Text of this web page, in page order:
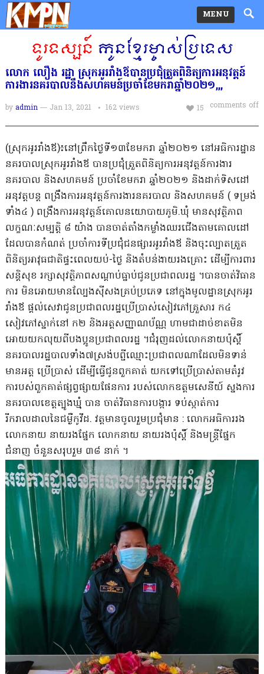
MENU
លោក លឿង រដ្ឋា ស្រុកអូររាំងឪបានប្រជុំត្រួតពិនិត្យការអនុវត្តន៍
ការងារនគរបាលនឹងសហគមន៍ប្រចាំខែមករាឆ្នាំ២០២១,,,
by admin — Jan 13, 2021 162views comments off
15
(ស្រុកអូររាំងឪ)៖នៅព្រឹកថ្ងៃទី១៣ខែមករា ឆ្នាំ២០២១ នៅអធិការដ្ឋាន
នគរបាលស្រុកអូររាំងឪ បានប្រជុំត្រួតពិនិត្យការអនុវត្តន៍ការងារ
នគរបាល និងសហគមន៍ ប្រចាំខែមករា ឆ្នាំ២០២១ និងដាក់ទិសដៅ
អនុវត្តបន្ត ពង្រឹងការអនុវត្តន៍ការងារនគរបាល និងសហគមន៍ ( ទម្រង់
ទាំង៤ ) ពង្រឹងការអនុវត្តន៍គោលនយោបាយភូមិ.ឃំុ មានសុវត្ថិភាព
លក្ខណៈសម្បត្តិ ៨ យ៉ាង បានចាត់តាំងកម្លាំងឈរជើងតាមគោលដៅ
ដែលបានកំណត់ ប្រចាំការទីប្រជុំជនផ្សារអូររាំងឪ និងចុះល្បាតត្រួត
ពិនិត្យអាវុធជាតិផ្ទះពេលយប់-ថ្ងៃ និងតំបន់ងាយរងគ្រោះ ដើម្បីការពារ
សន្តិសុខ រក្សាសុវត្ថិភាពសណ្តាប់ធ្នាប់ជូនប្រជាពលរដ្ឋ ។បានចាត់វិធាន
ការ មិនអោយមានល្បែងស៉ីសងគ្រប់ប្រភេទ នៅក្នុងមូលដ្ឋានស្រុកអូរ
រាំងឪ ផ្តល់សេវាជូនប្រជាពលរដ្ឋប្រើប្រាស់សៀវភៅគ្រួសារ ក៤
សៀវភៅស្នាក់នៅ ក២ និងអត្តសញ្ញាណប័ណ្ណ ហាមជាដាច់ខាតមិន
អោយយកលុយពីបងប្អូនប្រជាពលរដ្ឋ ។ជំរុញដល់លោកនាយប៉ុស្តិ៍
នគរបាលរដ្ឋបាលទាំង៧ស្រង់បព្ជីឈ្មោះប្រជាពលណាដែលមិនទាន់
មានអត្ត ប្រើប្រាស់ ដើម្បីធ្វើជូនពួកគាត់ យកទៅប្រើប្រាស់តាមតំរូវ
ការបស់ពួកគាត់ផ្សព្វផ្សាយផែនការ របស់លោកឧត្តមសេនីយ៍ ស្នងការ
នគរបាលខេត្តត្បូងឃ្មំុ បាន ចាត់វិធានការបង្ការ ទប់ស្កាត់ការ
រីករាលដាលនៃជម្ងឺកូវីដ. វត្តមានចូលរួមប្រជុំមាន : លោកអធិការរង
លោកនាយ នាយរងផ្នែក លោកនាយ នាយរងប៉ុស្តិ៍ និងមន្រ្តីផ្នែក
ជំនាញ ចំនួនសរុបរួម ៣៨ នាក់ ។